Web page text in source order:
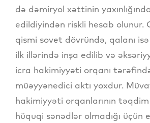
də dəmiryol xəttinin
edildiyindən riskli hesab olunur.
qismi sovet dövründə, qalanı
ilk illərində inşa edilib və
icra hakimiyyəti orqanı
müəyyənedici aktı yoxdur.
hakimiyyəti orqanlarının
hüquqi sənədlər olmadığı üçün